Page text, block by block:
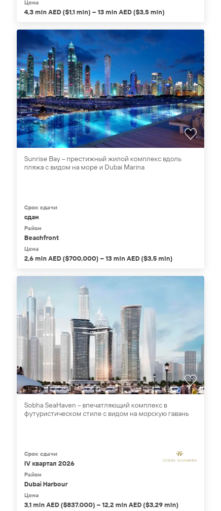
Цена
4,3 mln AED ($1,1 mln) – 13 mln AED ($3,5 mln)
Sunrise Bay – престижный жилой комплекс вдоль
пляжа с видом на море и Dubai Marina
Срок сдачи
сдан
Район
Beachfront
Цена
2,6 mln AED ($700,000) – 13 mln AED ($3,5 mln)
Sobha SeaHaven – впечатляющий комплекс в
футуристическом стиле с видом на морскую гавань
Срок сдачи
IV квартал 2026
Район
Dubai Harbour
Цена
3,1 mln AED ($837.000) – 12,2 mln AED ($3,29 mln)